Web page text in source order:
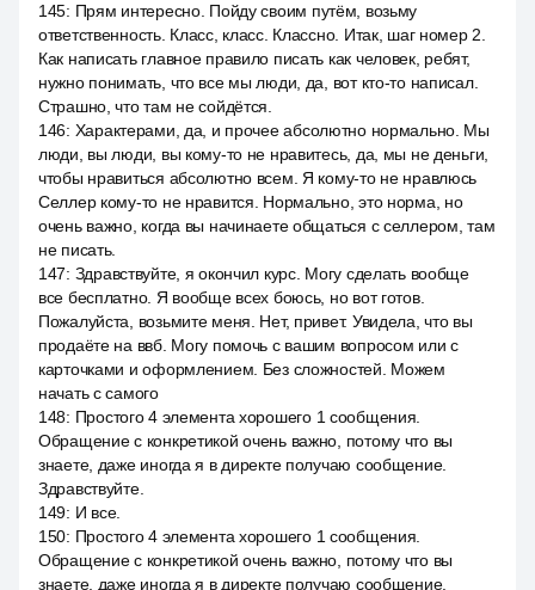
145: Прям интересно. Пойду своим путём, возьму
ответственность. Класс, класс. Классно. Итак, шаг номер 2.
Как написать главное правило писать как человек, ребят,
нужно понимать, что все мы люди, да, вот кто-то написал.
Страшно, что там не сойдётся.
146: Характерами, да, и прочее абсолютно нормально. Мы
люди, вы люди, вы кому-то не нравитесь, да, мы не деньги,
чтобы нравиться абсолютно всем. Я кому-то не нравлюсь
Селлер кому-то не нравится. Нормально, это норма, но
очень важно, когда вы начинаете общаться с селлером, там
не писать.
147: Здравствуйте, я окончил курс. Могу сделать вообще
все бесплатно. Я вообще всех боюсь, но вот готов.
Пожалуйста, возьмите меня. Нет, привет. Увидела, что вы
продаёте на ввб. Могу помочь с вашим вопросом или с
карточками и оформлением. Без сложностей. Можем
начать с самого
148: Простого 4 элемента хорошего 1 сообщения.
Обращение с конкретикой очень важно, потому что вы
знаете, даже иногда я в директе получаю сообщение.
Здравствуйте.
149: И все.
150: Простого 4 элемента хорошего 1 сообщения.
Обращение с конкретикой очень важно, потому что вы
знаете, даже иногда я в директе получаю сообщение.